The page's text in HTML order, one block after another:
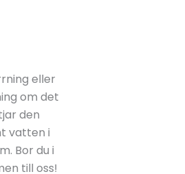
eller
om det
den
vatten i
Bor du i
till oss!